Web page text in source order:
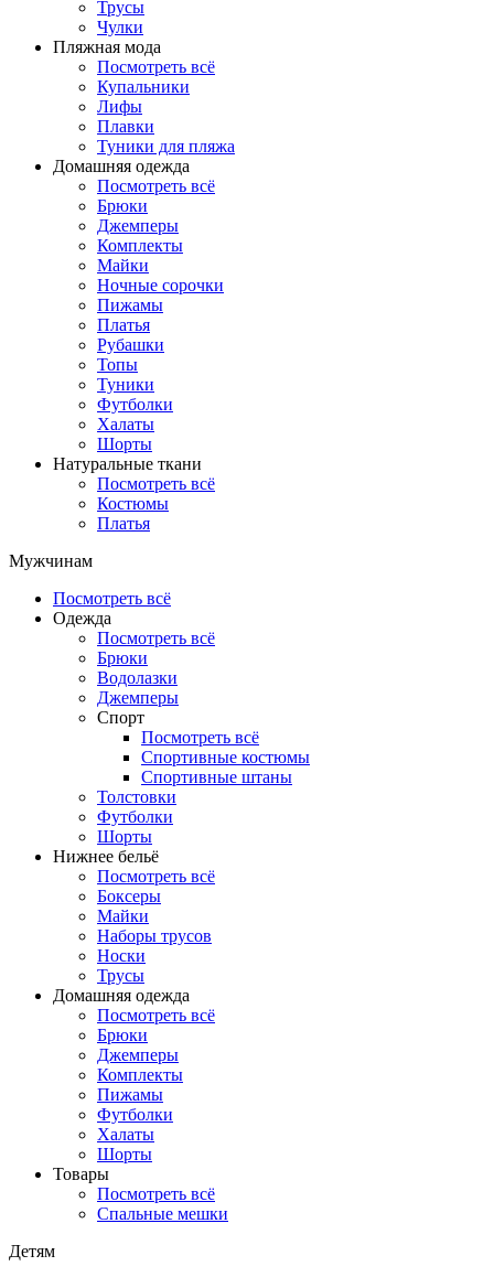
Трусы
Чулки
Пляжная мода
Посмотреть всё
Купальники
Лифы
Плавки
Туники для пляжа
Домашняя одежда
Посмотреть всё
Брюки
Джемперы
Комплекты
Майки
Ночные сорочки
Пижамы
Платья
Рубашки
Топы
Туники
Футболки
Халаты
Шорты
Натуральные ткани
Посмотреть всё
Костюмы
Платья
Мужчинам
Посмотреть всё
Одежда
Посмотреть всё
Брюки
Водолазки
Джемперы
Спорт
Посмотреть всё
Спортивные костюмы
Спортивные штаны
Толстовки
Футболки
Шорты
Нижнее бельё
Посмотреть всё
Боксеры
Майки
Наборы трусов
Носки
Трусы
Домашняя одежда
Посмотреть всё
Брюки
Джемперы
Комплекты
Пижамы
Футболки
Халаты
Шорты
Товары
Посмотреть всё
Спальные мешки
Детям